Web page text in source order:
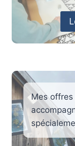
Mes offres